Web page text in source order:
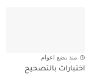
منذ بضع اعوام
اختبارات بالتصحيح